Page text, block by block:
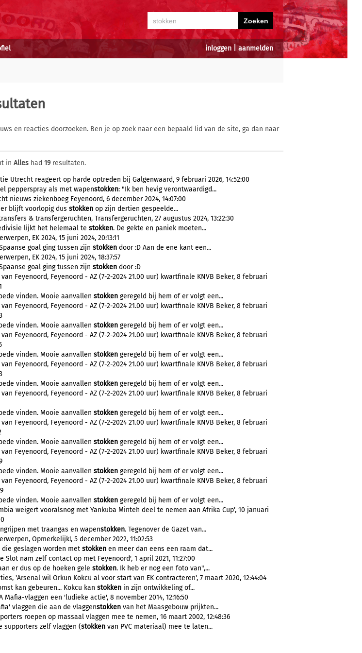
inloggen aanmelden
en reacties doorzoeken. Ben je op zoek naar een bepaald lid van de site, ga dan naar
in Alles had 19resultaten.
Utrecht reageert op harde optreden bij Galgenwaard, 9 februari 2026, 14:52:00
pepperspray als met wapenstokken: "Ik ben hevig verontwaardigd...
nieuws ziekenboeg Feyenoord, 6 december 2024, 14:07:00
blijft voorlopig dus stokken op zijn dertien gespeelde...
& transfergeruchten, Transfergeruchten, 27 augustus 2024, 13:22:30
lijkt het helemaal te stokken. De gekte en paniek moeten...
EK 2024, 15 juni 2024, 20:13:11
goal ging tussen zijn stokken door :D Aan de ene kant een...
EK 2024, 15 juni 2024, 18:37:57
goal ging tussen zijn stokken door :D
Feyenoord, Feyenoord - AZ (7-2-2024 21.00 uur) kwartfinale KNVB Beker, 8 februari
vinden. Mooie aanvallen stokken geregeld bij hem of er volgt een...
Feyenoord, Feyenoord - AZ (7-2-2024 21.00 uur) kwartfinale KNVB Beker, 8 februari
vinden. Mooie aanvallen stokken geregeld bij hem of er volgt een...
Feyenoord, Feyenoord - AZ (7-2-2024 21.00 uur) kwartfinale KNVB Beker, 8 februari
vinden. Mooie aanvallen stokken geregeld bij hem of er volgt een...
Feyenoord, Feyenoord - AZ (7-2-2024 21.00 uur) kwartfinale KNVB Beker, 8 februari
vinden. Mooie aanvallen stokken geregeld bij hem of er volgt een...
Feyenoord, Feyenoord - AZ (7-2-2024 21.00 uur) kwartfinale KNVB Beker, 8 februari
vinden. Mooie aanvallen stokken geregeld bij hem of er volgt een...
Feyenoord, Feyenoord - AZ (7-2-2024 21.00 uur) kwartfinale KNVB Beker, 8 februari
vinden. Mooie aanvallen stokken geregeld bij hem of er volgt een...
Feyenoord, Feyenoord - AZ (7-2-2024 21.00 uur) kwartfinale KNVB Beker, 8 februari
vinden. Mooie aanvallen stokken geregeld bij hem of er volgt een...
Feyenoord, Feyenoord - AZ (7-2-2024 21.00 uur) kwartfinale KNVB Beker, 8 februari
vinden. Mooie aanvallen stokken geregeld bij hem of er volgt een...
weigert vooralsnog met Yankuba Minteh deel te nemen aan Afrika Cup', 10 januari
met traangas en wapenstokken. Tegenover de Gazet van...
Opmerkelijk!, 5 december 2022, 11:02:53
die geslagen worden met stokken en meer dan eens een raam dat...
Slot nam zelf contact op met Feyenoord', 1 april 2021, 11:27:00
er dus op de hoeken gele stokken. Ik heb er nog een foto van",...
'Arsenal wil Orkun Kökcü al voor start van EK contracteren', 7 maart 2020, 12:44:04
kan gebeuren... Kokcu kan stokken in zijn ontwikkeling of...
Mafia-vlaggen een 'ludieke actie', 8 november 2014, 12:16:50
vlaggen die aan de vlaggenstokken van het Maasgebouw prijkten...
roepen op massaal vlaggen mee te nemen, 16 maart 2002, 12:48:36
supporters zelf vlaggen (stokken van PVC materiaal) mee te laten...